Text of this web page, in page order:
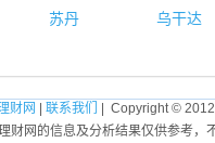
苏丹 乌干达
财网 联系我们 | Copyright ©
财网的信息及分析结果仅供参考，